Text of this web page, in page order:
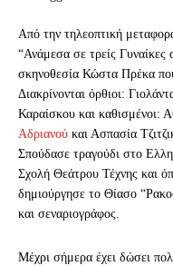
Από την τηλεοπτική
“Ανάμεσα σε τρείς Γυναίκες
σκηνοθεσία Κώστα Πρέκα
Διακρίνονται όρθιοι:
Καραίσκου και καθισμένοι:
Αδριανού και Ασπασία
Σπούδασε τραγούδι στο
Σχολή Θεάτρου Τέχνης και
δημιούργησε το Θίασο
και σεναριογράφος.
Μέχρι σήμερα έχει δώσει